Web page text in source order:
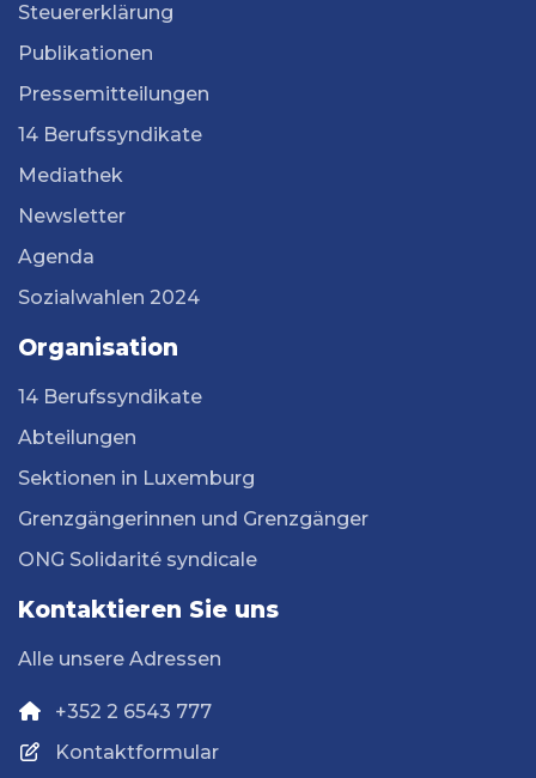
Steuererklärung
Publikationen
Pressemitteilungen
14 Berufssyndikate
Mediathek
Newsletter
Agenda
Sozialwahlen 2024
Organisation
14 Berufssyndikate
Abteilungen
Sektionen in Luxemburg
Grenzgängerinnen und Grenzgänger
ONG Solidarité syndicale
Kontaktieren Sie uns
Alle unsere Adressen
+352 2 6543 777
Kontaktformular